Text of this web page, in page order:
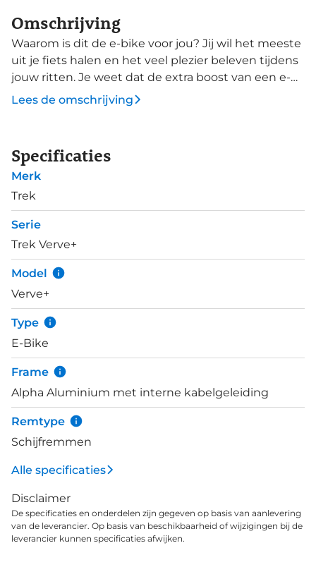
Omschrijving
Waarom is dit de e-bike voor jou? Jij wil het meeste
uit je fiets halen en het veel plezier beleven tijdens
jouw ritten. Je weet dat de extra boost van een e-
bike je zal helpen ontspannen te fietsen en verder
weg te gaan. Jij bent op zoek naar een
Je krijgt een lichtgewicht aluminium frame,
Shimano Altus 8-versnellingen, Bosch Active Line
motor (250W, 40Nm) voor snelheden tot 25km/u,
Purion controller en een accu van 400Wh, die
geüpgradet kan worden. Daarnaast een geveerde
voorvork om de ruwheid van de weg te absorberen,
hydraulische schijfremmen, een verstelbare en
Blendr-compatibele stuurpen, 50c grotere banden
voor een hoger niveau van stabiliteit en grip,
ergonomische schakelaars, spatborden, verlichting,
MIK-compatibel bagagerek achter en een ringslot.
De sterke motorondersteuning op de Verve+ 1
opent een wereld van nieuwe mogelijkheden. Je
kunt verder rijden en sneller rijden. De extra duw
van de motor maakt het fietsen nog comfortabeler
en aangenamer, en de kwaliteitscomponenten en
comfortdetails verhogen de snelheid en het plezier.
Lees de omschrijving
Specificaties
Merk
Trek
Serie
Trek Verve+
Model
Verve+
Type
E-Bike
Frame
Alpha Aluminium met interne kabelgeleiding
Remtype
Schijfremmen
Alle specificaties
Disclaimer
De specificaties en onderdelen zijn gegeven op basis van aanlevering
van de leverancier. Op basis van beschikbaarheid of wijzigingen bij de
leverancier kunnen specificaties afwijken.